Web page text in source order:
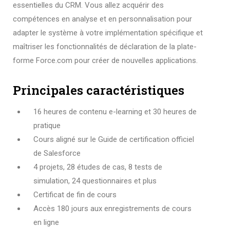
essentielles du CRM. Vous allez acquérir des
compétences en analyse et en personnalisation pour
adapter le système à votre implémentation spécifique et
maîtriser les fonctionnalités de déclaration de la plate-
forme Force.com pour créer de nouvelles applications.
Principales caractéristiques
16 heures de contenu e-learning et 30 heures de
pratique
Cours aligné sur le Guide de certification officiel
de Salesforce
4 projets, 28 études de cas, 8 tests de
simulation, 24 questionnaires et plus
Certificat de fin de cours
Accès 180 jours aux enregistrements de cours
en ligne